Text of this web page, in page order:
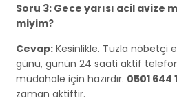
Soru 3: Gece yarısı acil avize
miyim?
Cevap: Kesinlikle. Tuzla nöbetçi
günü, günün 24 saati aktif
müdahale için hazırdır. 0501 644
zaman aktiftir.